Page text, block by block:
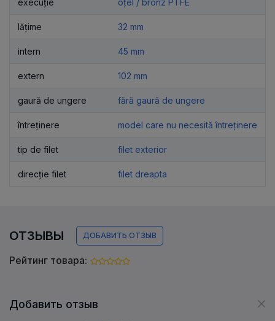
lățime 32 mm
intern 45 mm
extern 102 mm
gaură de ungere fără gaură de ungere
întreținere model care nu necesită întreținere
tip de filet filet exterior
direcție filet filet dreapta
ОТЗЫВЫ ДОБАВИТЬ ОТЗЫВ
Рейтинг товара:
Добавить отзыв